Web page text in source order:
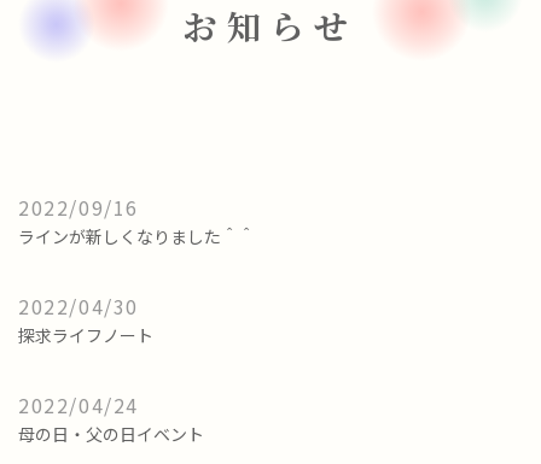
お知らせ
2022/09/16
ラインが新しくなりました＾＾
2022/04/30
探求ライフノート
2022/04/24
母の日・父の日イベント